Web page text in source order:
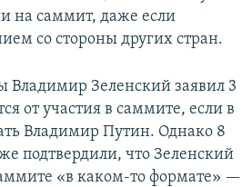
на саммит, даже если
со стороны других стран.
Владимир Зеленский заявил 3
от участия в саммите, если в
Владимир Путин. Однако 8
подтвердили, что Зеленский
«в каком-то формате» —